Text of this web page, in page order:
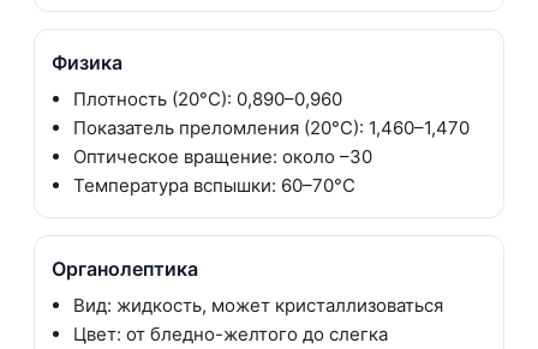
Физика
Плотность (20°C): 0,890–0,960
Показатель преломления (20°C): 1,460–1,470
Оптическое вращение: около –30
Температура вспышки: 60–70°C
Органолептика
Вид: жидкость, может кристаллизоваться
Цвет: от бледно-желтого до слегка